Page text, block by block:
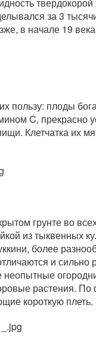
за 3
в начале 19
пользу: плоды
C, прекрасно
Клетчатка их
грунте во
из тыквенных
более
и
неопытные
растения.
короткую плеть.